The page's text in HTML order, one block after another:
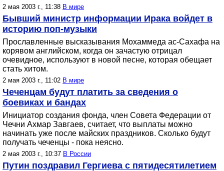
2 мая 2003 г., 11:38 В мире
Бывший министр информации Ирака войдет в
историю поп-музыки
Прославленные высказывания Мохаммеда ас-Сахафа на
корявом английском, когда он зачастую отрицал
очевидное, используют в новой песне, которая обещает
стать хитом.
2 мая 2003 г., 11:02 В мире
Чеченцам будут платить за сведения о
боевиках и бандах
Инициатор создания фонда, член Совета Федерации от
Чечни Ахмар Завгаев, считает, что выплаты можно
начинать уже после майских праздников. Сколько будут
получать чеченцы - пока неясно.
2 мая 2003 г., 10:37 В России
Путин поздравил Гергиева с пятидесятилетием